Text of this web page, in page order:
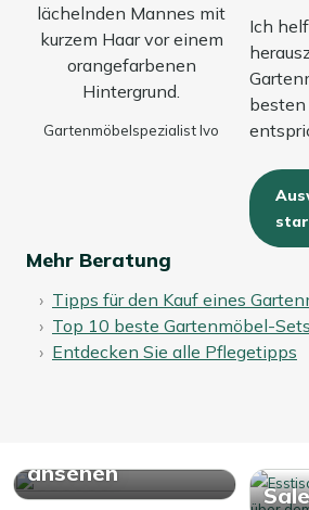
Gartenmöbelspezialist Ivo
Ich
Mehr Beratung
Tipps für den Kauf eines
Top 10 beste Gartenmöbel-
Entdecken Sie alle Pflegetipps
ansehen
Sale